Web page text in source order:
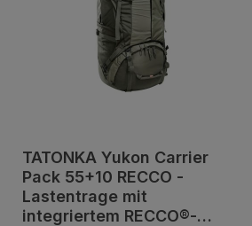
TATONKA Yukon Carrier
Pack 55+10 RECCO -
Lastentrage mit
integriertem RECCO®-